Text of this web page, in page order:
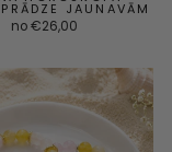
JAUNAVĀM
no €26,00